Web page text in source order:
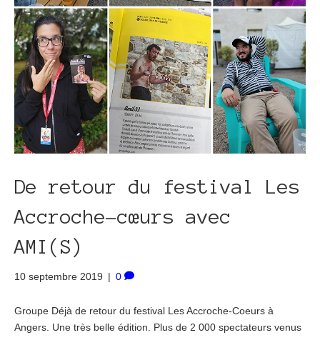
De retour du festival Les
Accroche-cœurs avec
AMI(S)
10 septembre 2019 | 0
Groupe Déjà de retour du festival Les Accroche-Coeurs à
Angers. Une très belle édition. Plus de 2 000 spectateurs venus